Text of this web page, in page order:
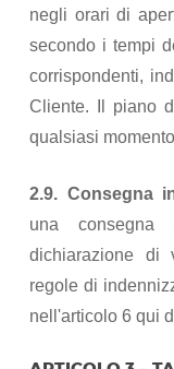
negli orari di
secondo i tempi
corrispondenti,
Cliente. Il piano
qualsiasi
2.9. Consegna
una consegna
dichiarazione di
regole di
nell'articolo 6 qui